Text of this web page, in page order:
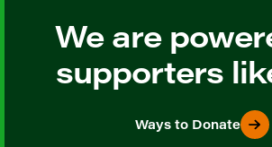
We are
supporters
Ways to Donate